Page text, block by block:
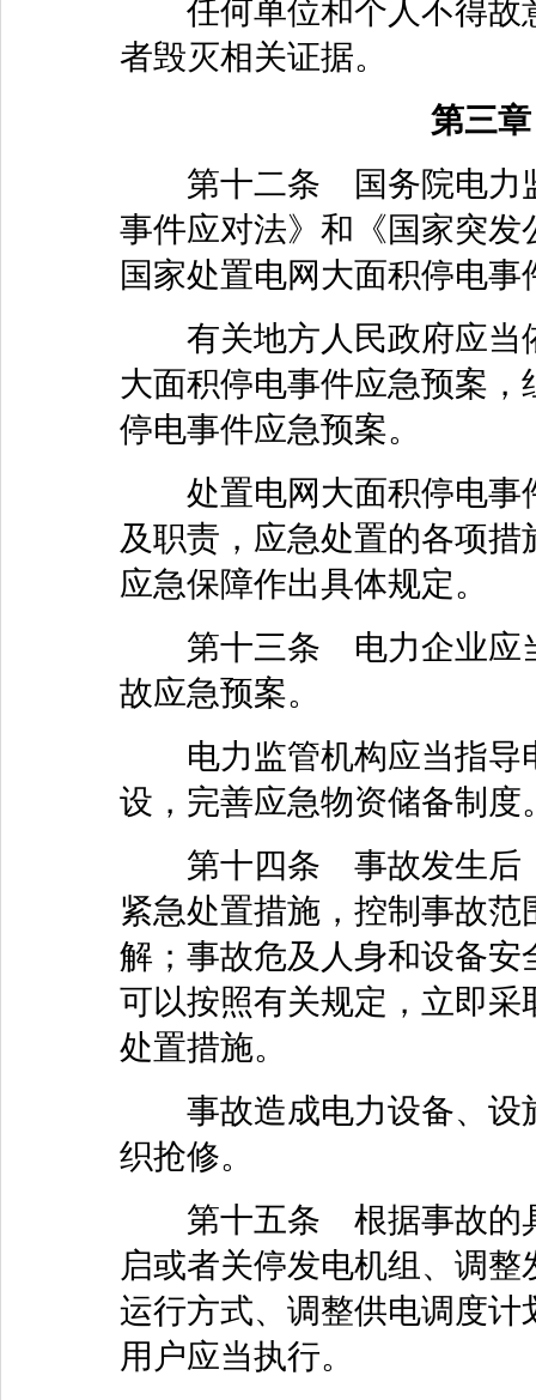
任何单位和个人不得故
者毁灭相关证据。
第三
第十二条 国务院电力监
事件应对法》和《国家突
国家处置电网大面积停电
有关地方人民政府应当
大面积停电事件应急预案
停电事件应急预案。
处置电网大面积停电事
及职责，应急处置的各项
应急保障作出具体规定。
第十三条 电力企业应当
故应急预案。
电力监管机构应当指导
设，完善应急物资储备制度
第十四条 事故发生后，
紧急处置措施，控制事故
解；事故危及人身和设备
可以按照有关规定，立即
处置措施。
事故造成电力设备、设
织抢修。
第十五条 根据事故的具
启或者关停发电机组、调
运行方式、调整供电调度
用户应当执行。